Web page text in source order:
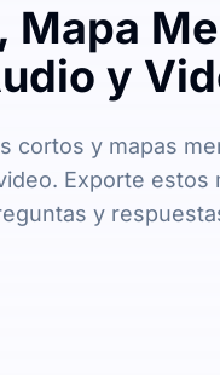
Mapa
y
cortos y mapas
Exporte estos
y